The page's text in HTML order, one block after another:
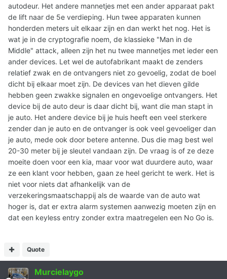
autodeur. Het andere mannetjes met een ander apparaat pakt
de lift naar de 5e verdieping. Hun twee apparaten kunnen
honderden meters uit elkaar zijn en dan werkt het nog. Het is
wat je in de cryptografie noem, de klassieke "Man in de
Middle" attack, alleen zijn het nu twee mannetjes met ieder een
ander devices. Let wel de autofabrikant maakt de zenders
relatief zwak en de ontvangers niet zo gevoelig, zodat de boel
dicht bij elkaar moet zijn. De devices van het dieven gilde
hebben geen zwakke signalen en ongevoelige ontvangers. Het
device bij de auto deur is daar dicht bij, want die man stapt in
je auto. Het andere device bij je huis heeft een veel sterkere
zender dan je auto en de ontvanger is ook veel gevoeliger dan
je auto, mede ook door betere antenne. Dus die mag best wel
20-30 meter bij je sleutel vandaan zijn. De vraag is of ze deze
moeite doen voor een kia, maar voor wat duurdere auto, waar
ze een klant voor hebben, gaan ze heel gericht te werk. Het is
niet voor niets dat afhankelijk van de
verzekeringsmaatschappij als de waarde van de auto wat
hoger is, dat er extra alarm systemen aanwezig moeten zijn en
dat een keyless entry zonder extra maatregelen een No Go is.
Quote
Murcielaygo